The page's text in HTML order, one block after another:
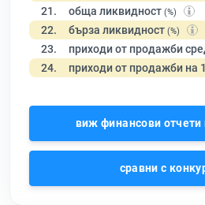
21. обща ликвидност (%)
22. бърза ликвидност (%)
23. приходи от продажби
24. приходи от продажби на
виж финансови отчети
сравни с